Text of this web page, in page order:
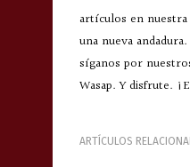
artículos en
una nueva
síganos por
Wasap. Y disfrute.
ARTÍCULOS